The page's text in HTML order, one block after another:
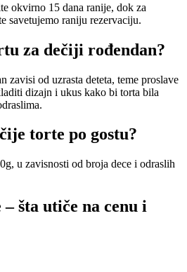
okvirno 15 dana ranije, dok za
savetujemo raniju rezervaciju.
za dečiji rođendan?
zavisi od uzrasta deteta, teme proslave
dizajn i ukus kako bi torta bila
torte po gostu?
u zavisnosti od broja dece i odraslih
šta utiče na cenu i